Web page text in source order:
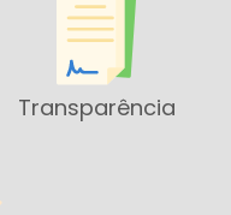
Transparência